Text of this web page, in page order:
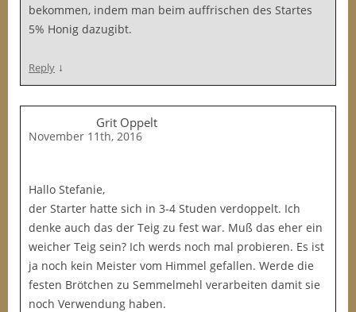
bekommen, indem man beim auffrischen des Startes
5% Honig dazugibt.
Reply ↓
Grit Oppelt
November 11th, 2016
Hallo Stefanie,
der Starter hatte sich in 3-4 Studen verdoppelt. Ich
denke auch das der Teig zu fest war. Muß das eher ein
weicher Teig sein? Ich werds noch mal probieren. Es ist
ja noch kein Meister vom Himmel gefallen. Werde die
festen Brötchen zu Semmelmehl verarbeiten damit sie
noch Verwendung haben.